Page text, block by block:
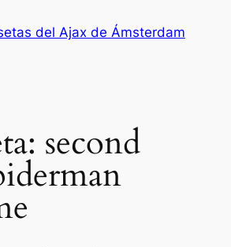
del Ajax de Ámsterdam
second